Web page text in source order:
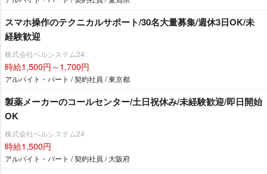
スマホ操作のテクニカルサポート/30名大量募集/週休3日OK/未
経験歓迎
株式会社ベルシステム24
時給1,500円～1,700円
アルバイト・パート / 契約社員 / 東京都
製薬メーカーのコールセンター/土日祝休み/未経験歓迎/即日開始
OK
株式会社ベルシステム24
時給1,500円
アルバイト・パート / 契約社員 / 大阪府